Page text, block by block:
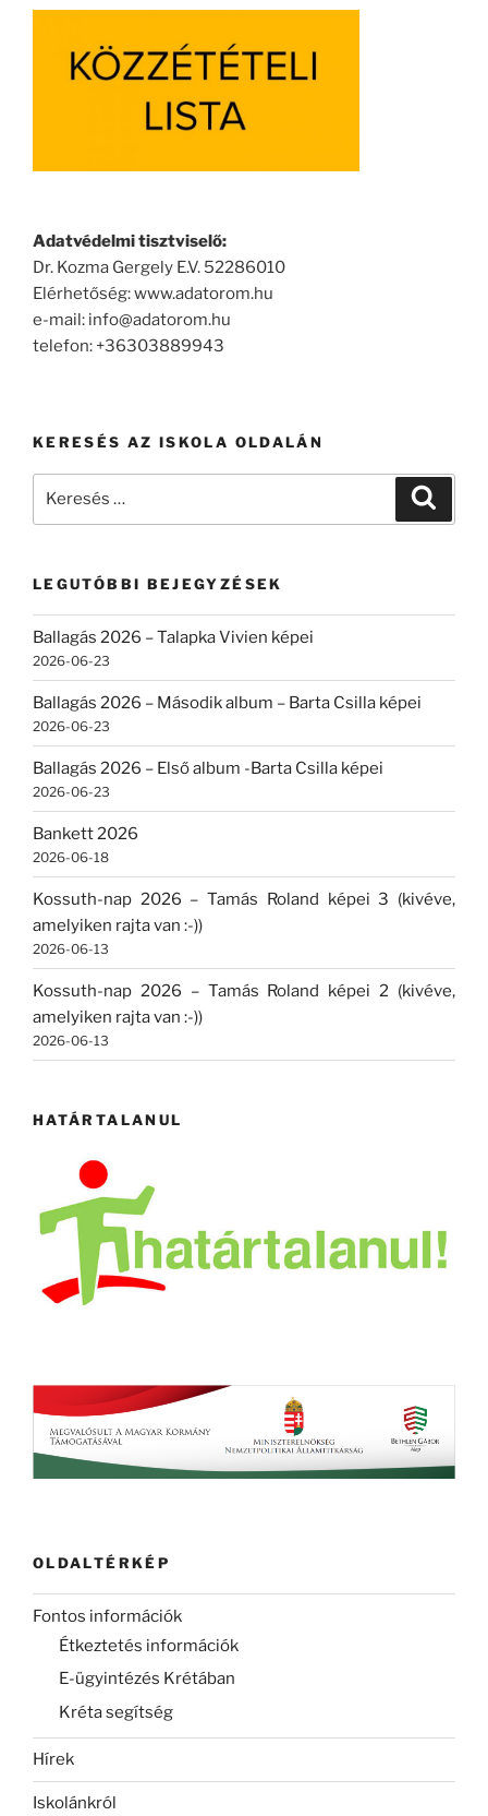
Adatvédelmi tisztviselő:
Dr. Kozma Gergely E.V. 52286010
Elérhetőség: www.adatorom.hu
e-mail: info@adatorom.hu
telefon: +36303889943
KERESÉS AZ ISKOLA OLDALÁN
LEGUTÓBBI BEJEGYZÉSEK
Ballagás 2026 – Talapka Vivien képei
2026-06-23
Ballagás 2026 – Második album – Barta Csilla képei
2026-06-23
Ballagás 2026 – Első album -Barta Csilla képei
2026-06-23
Bankett 2026
2026-06-18
Kossuth-nap 2026 – Tamás Roland képei 3 (kivéve,
amelyiken rajta van :-))
2026-06-13
Kossuth-nap 2026 – Tamás Roland képei 2 (kivéve,
amelyiken rajta van :-))
2026-06-13
HATÁRTALANUL
OLDALTÉRKÉP
Fontos információk
Étkeztetés információk
E-ügyintézés Krétában
Kréta segítség
Hírek
Iskolánkról